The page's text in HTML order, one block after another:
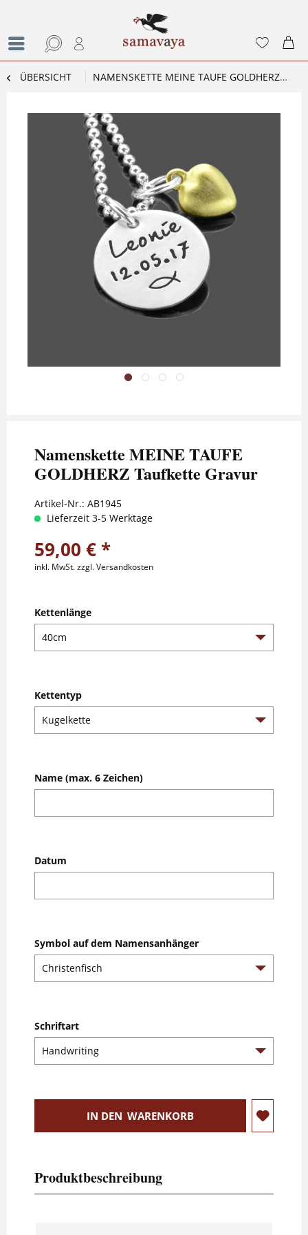
ÜBERSICHT NAMENSKETTE MEINE TAUFE GOLDHERZ TAUFKETTE GRAVUR
Namenskette MEINE TAUFE
GOLDHERZ Taufkette Gravur
Artikel-Nr.: AB1945
Lieferzeit 3-5 Werktage
59,00 € *
inkl. MwSt.zzgl. Versandkosten
Kettenlänge
Kettentyp
Name (max. 6 Zeichen)
Datum
Symbol auf dem Namensanhänger
Schriftart
IN DEN WARENKORB
Produktbeschreibung